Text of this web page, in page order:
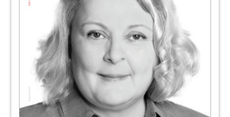
wirtschaftlich
Redaktion
Zahnpasta lindert
Schmerzempfindlichkeit schon ab Tag
drei
Redaktion
110 Korrosionsschutz zur Vorreinigung im OP